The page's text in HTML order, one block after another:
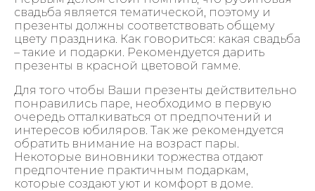
свадьба является тематической, поэтому и
презенты должны соответствовать общему
цвету праздника. Как говориться: какая свадьба
– такие и подарки. Рекомендуется дарить
презенты в красной цветовой гамме.
Для того чтобы Ваши презенты действительно
понравились паре, необходимо в первую
очередь отталкиваться от предпочтений и
интересов юбиляров. Так же рекомендуется
обратить внимание на возраст пары.
Некоторые виновники торжества отдают
предпочтение практичным подаркам,
которые создают уют и комфорт в доме.